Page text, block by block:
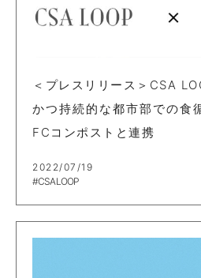
＜プレスリリース＞CSA
かつ持続的な都市部での食
FCコンポストと連携
2022/07/19
#CSA LOOP